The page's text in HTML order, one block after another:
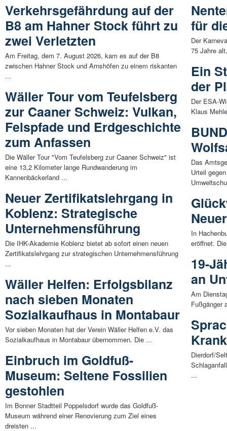
Verkehrsgefährdung auf der
B8 am Hahner Stock führt zu
zwei Verletzten
Am Freitag, dem 7. August 2026, kam es auf der B8
zwischen Hahner Stock und Arnshöfen zu einem riskanten
...
Wäller Tour vom Teufelsberg
zur Caaner Schweiz: Vulkan,
Felspfade und Erdgeschichte
zum Anfassen
Die Wäller Tour "Vom Teufelsberg zur Caaner Schweiz" ist
eine 13,2 Kilometer lange Rundwanderung im
Kannenbäckerland ...
Neuer Zertifikatslehrgang in
Koblenz: Strategische
Unternehmensführung
Die IHK-Akademie Koblenz bietet ab sofort einen neuen
Zertifikatslehrgang zur strategischen Unternehmensführung
...
Wäller Helfen: Erfolgsbilanz
nach sieben Monaten
Sozialkaufhaus in Montabaur
Vor sieben Monaten hat der Verein Wäller Helfen e.V. das
Sozialkaufhaus in Montabaur übernommen. Die ...
Einbruch im Goldfuß-
Museum: Seltene Fossilien
gestohlen
Im Bonner Stadtteil Poppelsdorf wurde das Goldfuß-
Museum während einer Renovierung zum Ziel eines
dreisten ...
für
Der
75 Jahre
Ein
der
Der ESA-
Klaus
Das
Urteil
In
eröffnet.
19-
an
Am
Fußgänger
Dierdorf/
...